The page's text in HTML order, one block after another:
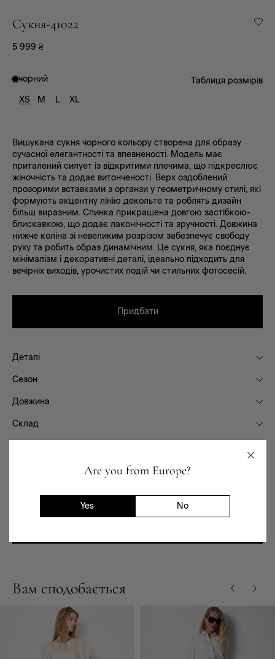
Are you from Europe?
Yes No
Сукня-41022
5 999 ₴
чорний
XS
M L XL
Таблиця розмірів
Вишукана сукня чорного кольору створена для образу
сучасної елегантності та впевненості. Модель має
приталений силует із відкритими плечима, що підкреслює
жіночність та додає витонченості. Верх оздоблений
прозорими вставками з органзи у геометричному стилі, які
формують акцентну лінію декольте та роблять дизайн
більш виразним. Спинка прикрашена довгою застібкою-
блискавкою, що додає лаконічності та зручності. Довжина
нижче коліна зі невеликим розрізом забезпечує свободу
руху та робить образ динамічним. Це сукня, яка поєднує
мінімалізм і декоративні деталі, ідеально підходить для
вечірніх виходів, урочистих подій чи стильних фотосесій.
Придбати
Деталі
Сезон
Довжина
Склад
Вам сподобається